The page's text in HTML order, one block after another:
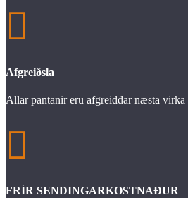

Afgreiðsla
Allar pantanir eru afgreiddar næsta virka

FRÍR SENDINGARKOSTNAÐUR